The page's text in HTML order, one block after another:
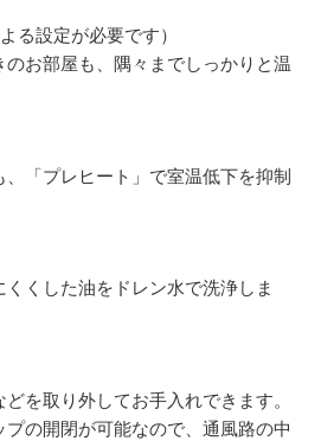
る設定が必要です）
お部屋も、隅々までしっかりと温
「プレヒート」で室温低下を抑制
くした油をドレン水で洗浄しま
を取り外してお手入れできます。
の開閉が可能なので、通風路の中